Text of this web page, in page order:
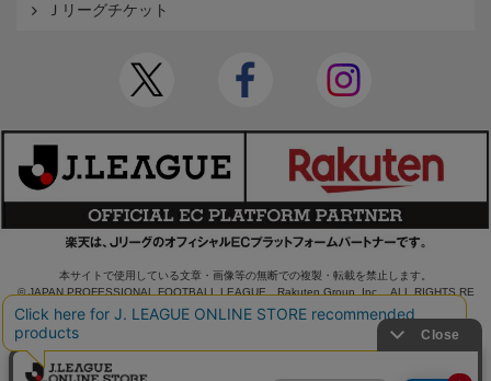
Ｊリーグチケット
本サイトで使用している文章・画像等の無断での複製・転載を禁止します。
© JAPAN PROFESSIONAL FOOTBALL LEAGUE Rakuten Group, Inc. ALL RIGHTS RE
SERVED.